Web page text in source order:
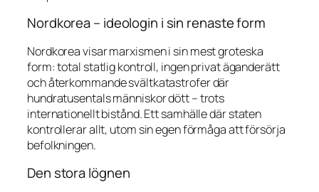
Nordkorea – ideologin i sin renaste form
Nordkorea visar marxismen i sin mest groteska
form: total statlig kontroll, ingen privat äganderätt
och återkommande svältkatastrofer där
hundratusentals människor dött – trots
internationellt bistånd. Ett samhälle där staten
kontrollerar allt, utom sin egen förmåga att försörja
befolkningen.
Den stora lögnen